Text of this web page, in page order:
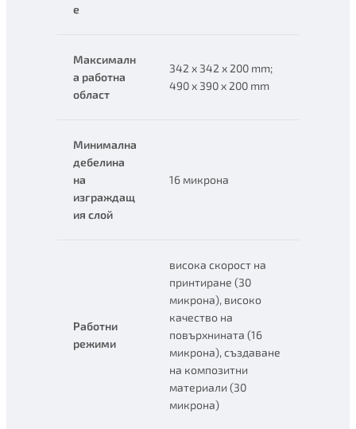
е
Максималн
а работна
област
342 x 342 x 200 mm;
490 x 390 x 200 mm
Минимална
дебелина
на
изграждащ
ия слой
16 микрона
Работни
режими
висока скорост на
принтиране (30
микрона), високо
качество на
повърхнината (16
микрона), създаване
на композитни
материали (30
микрона)